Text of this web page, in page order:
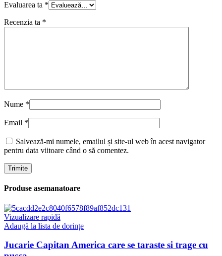
Evaluarea ta *
Recenzia ta *
Nume *
Email *
Salvează-mi numele, emailul și site-ul web în acest navigator
pentru data viitoare când o să comentez.
Produse asemanatoare
Vizualizare rapidă
Adaugă la lista de dorințe
Jucarie Capitan America care se taraste si trage cu